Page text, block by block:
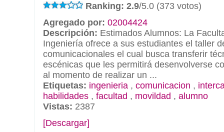
Ranking: 2.9/5.0 (373 votos)
Agregado por: 02004424
Descripción: Estimados Alumnos: La
Ingeniería ofrece a sus estudiantes el taller
comunicacionales el cual busca transferir
escénicas que les permitirá desenvolverse
al momento de realizar un ...
Etiquetas: ingenieria , comunicacion ,
habilidades , facultad , movildad , alumno
Vistas: 2387
[Descargar]